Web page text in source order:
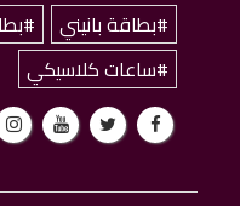
#بطاقة بانيني
#ساعات كلاسيكي